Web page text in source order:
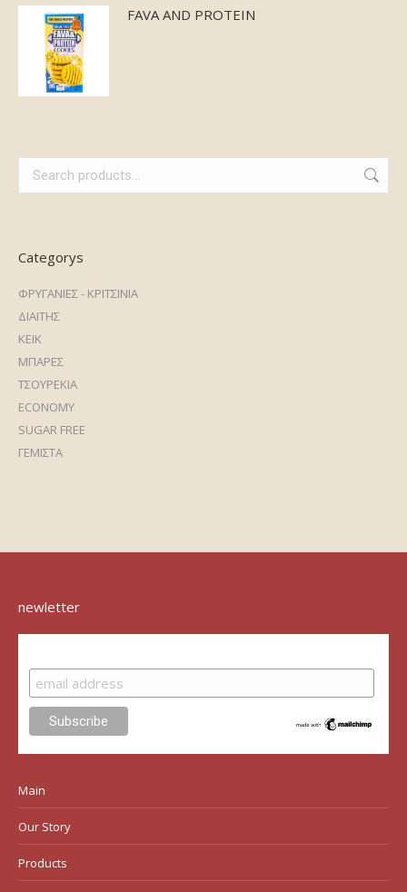
FAVA AND PROTEIN
Categorys
ΦΡΥΓΑΝΙΕΣ - ΚΡΙΤΣΙΝΙΑ
ΔΙΑΙΤΗΣ
ΚΕΙΚ
ΜΠΑΡΕΣ
ΤΣΟΥΡΕΚΙΑ
ECONOMY
SUGAR FREE
ΓΕΜΙΣΤΑ
newletter
Main
Our Story
Products